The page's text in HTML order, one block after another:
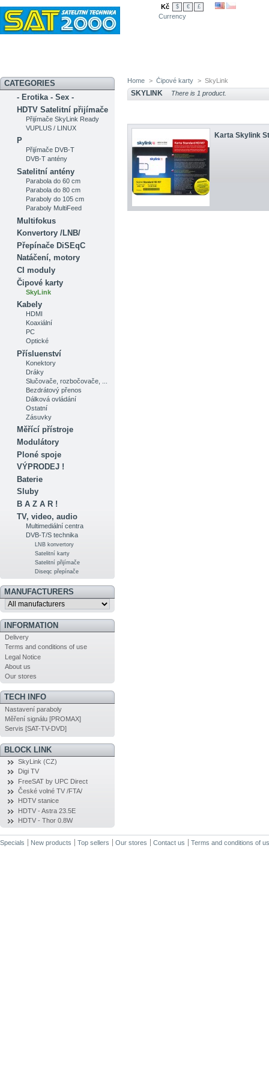
Kč $ € £
Currency
CATEGORIES
- Erotika - Sex -
HDTV Satelitní přijímače
Přijímače SkyLink Ready
VUPLUS / LINUX
P
Přijímače DVB-T
DVB-T antény
Satelitní antény
Parabola do 60 cm
Parabola do 80 cm
Paraboly do 105 cm
Paraboly MultiFeed
Multifokus
Konvertory /LNB/
Přepínače DiSEqC
Natáčení, motory
CI moduly
Čipové karty
SkyLink
Kabely
HDMI
Koaxiální
PC
Optické
Přísluenství
Konektory
Dráky
Slučovače, rozbočovače, ...
Bezdrátový přenos
Dálková ovládání
Ostatní
Zásuvky
Měřící přístroje
Modulátory
Ploné spoje
VÝPRODEJ !
Baterie
Sluby
B A Z A R !
TV, video, audio
Multimediální centra
DVB-T/S technika
LNB konvertory
Satelitní karty
Satelitní přijímače
Diseqc přepínače
MANUFACTURERS
INFORMATION
Delivery
Terms and conditions of use
Legal Notice
About us
Our stores
TECH INFO
Nastavení paraboly
Měření signálu [PROMAX]
Servis [SAT-TV-DVD]
BLOCK LINK
SkyLink (CZ)
Digi TV
FreeSAT by UPC Direct
České volné TV /FTA/
HDTV stanice
HDTV - Astra 23.5E
HDTV - Thor 0.8W
Home > Čipové karty > SkyLink
SKYLINK There is 1 product.
Karta Skylink
Specials New products Top sellers Our stores Contact us Terms and conditions of